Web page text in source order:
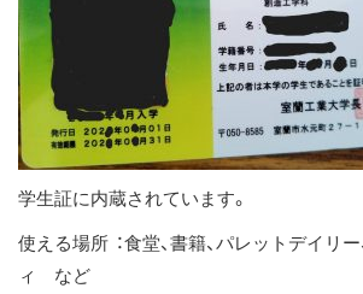
学生証に内蔵されています。
使える場所 ：食堂、書籍、パレットデイリ
ィ など